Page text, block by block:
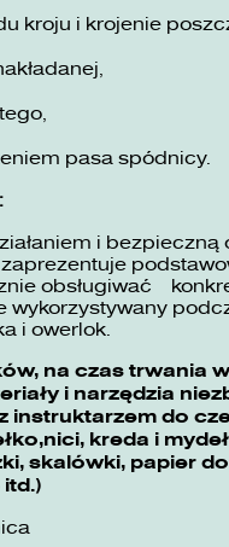
kroju i krojenie
pasa spódnicy.
i bezpieczną
obsługiwać
wykorzystywany
i owerlok.
na czas trwania
i narzędzia
instruktarzem do
kreda i
skalówki, papier